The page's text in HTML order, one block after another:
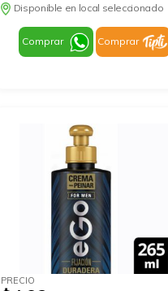
Disponible en local seleccionado
Comprar Comprar
PRECIO